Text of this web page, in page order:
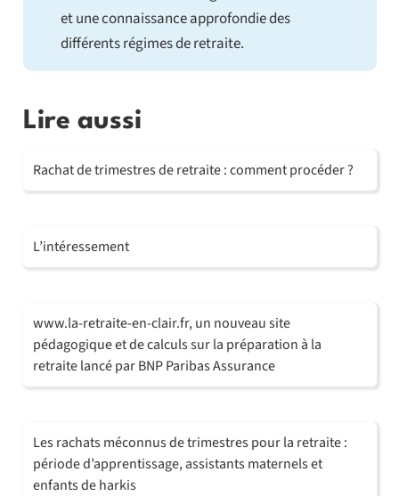
et une connaissance approfondie des
différents régimes de retraite.
Lire aussi
Rachat de trimestres de retraite : comment procéder ?
L’intéressement
www.la-retraite-en-clair.fr, un nouveau site
pédagogique et de calculs sur la préparation à la
retraite lancé par BNP Paribas Assurance
Les rachats méconnus de trimestres pour la retraite :
période d’apprentissage, assistants maternels et
enfants de harkis